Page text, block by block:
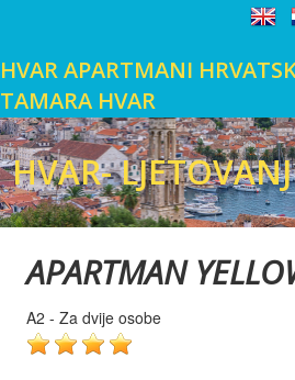
HVAR APARTMANI
TAMARA HVAR
HVAR-
HVAR-
HVAR-
HVAR-
HVAR-
HVAR-
HVAR-
HVAR-
HVAR-
HVAR-
APARTMAN
A2 - Za dvije osobe
LINKOVI &